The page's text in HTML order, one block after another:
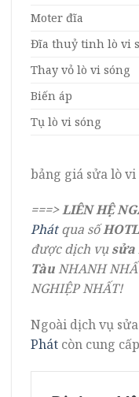
Moter đĩa
Đĩa thuỷ tinh lò vi
Thay vỏ lò vi sóng
Biến áp
Tụ lò vi sóng
bảng giá sửa lò vi
===>LIÊN HỆ
Phátqua số
được dịch vụsửa
TàuNHANH
NGHIỆP NHẤT!
Ngoài dịch vụ
Phát còn cung